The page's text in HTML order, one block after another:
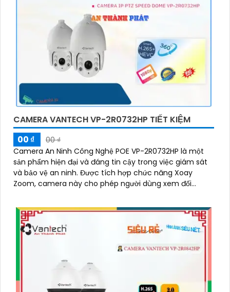
CAMERA VANTECH VP-2R0732HP TIẾT KIỆM
00 ₫
00 ₫
Camera An Ninh Công Nghệ POE VP-2R0732HP là một
sản phẩm hiện đại và đáng tin cậy trong việc giám sát
và bảo vệ an ninh. Được tích hợp chức năng Xoay
Zoom, camera này cho phép người dùng xem đối